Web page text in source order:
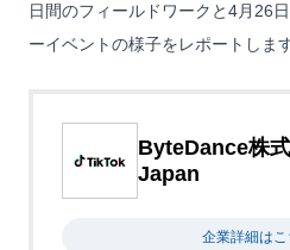
日間のフィールドワークと4月26日
ーイベントの様子をレポートします
ByteDance株
Japan
企業詳細はこ